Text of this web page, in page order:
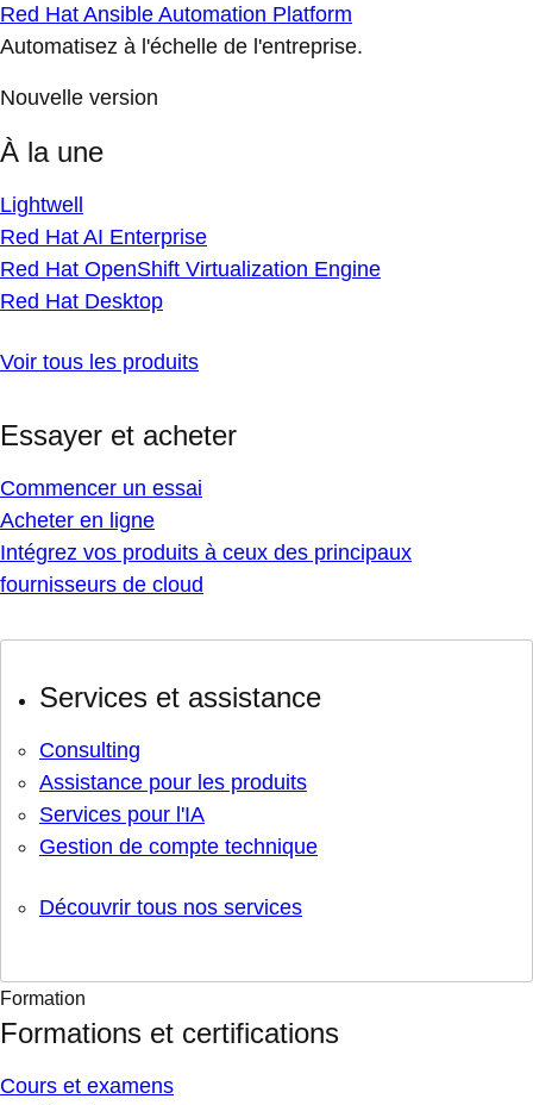
Red Hat Ansible Automation Platform
Automatisez à l'échelle de l'entreprise.
Nouvelle version
À la une
Lightwell
Red Hat AI Enterprise
Red Hat OpenShift Virtualization Engine
Red Hat Desktop
Voir tous les produits
Essayer et acheter
Commencer un essai
Acheter en ligne
Intégrez vos produits à ceux des principaux
fournisseurs de cloud
Services et assistance
Consulting
Assistance pour les produits
Services pour l'IA
Gestion de compte technique
Découvrir tous nos services
Formation
Formations et certifications
Cours et examens